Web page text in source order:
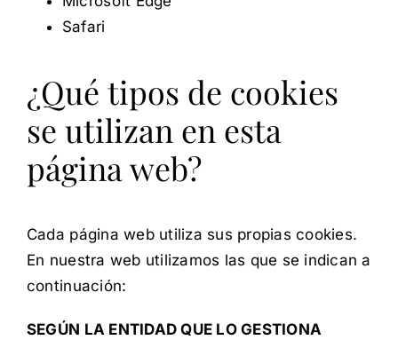
Safari
¿Qué tipos de cookies
se utilizan en esta
página web?
Cada página web utiliza sus propias cookies.
En nuestra web utilizamos las que se indican a
continuación:
SEGÚN LA ENTIDAD QUE LO GESTIONA